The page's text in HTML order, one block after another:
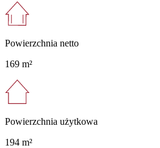
Powierzchnia netto
169 m²
Powierzchnia użytkowa
194 m²